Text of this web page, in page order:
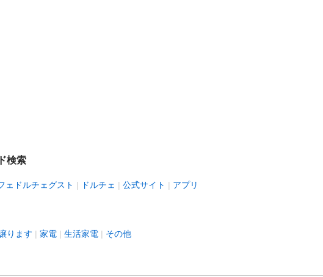
検索
ェドルチェグスト ドルチェ 公式サイト アプリ
ります 家電 生活家電 その他